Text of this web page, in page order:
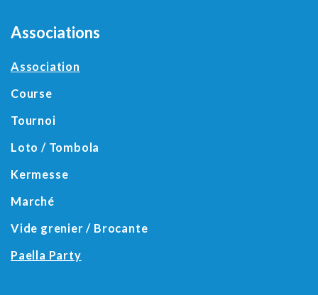
Associations
Association
Course
Tournoi
Loto / Tombola
Kermesse
Marché
Vide grenier / Brocante
Paella Party